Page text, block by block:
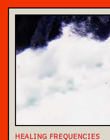
HEALING FREQUENCIES